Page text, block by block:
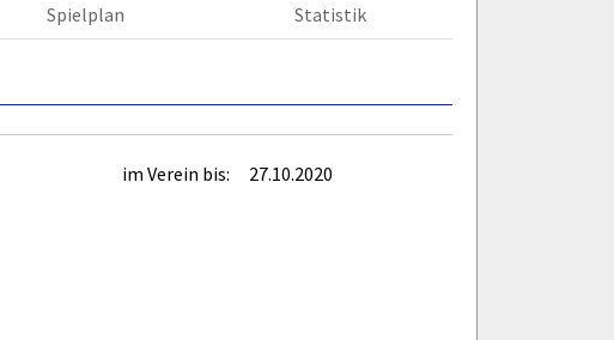
Spielplan Statistik
im Verein bis: 27.10.2020